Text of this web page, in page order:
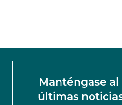
Manténgase al
últimas